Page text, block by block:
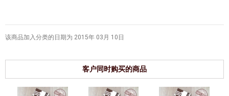
该商品加入分类的日期为 2015年 03月 10日
客户同时购买的商品